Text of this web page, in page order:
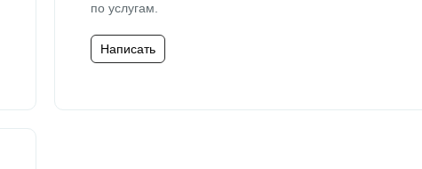
по услугам.
Написать